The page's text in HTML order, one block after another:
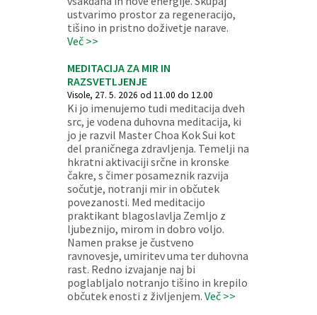
ustvarimo prostor za regeneracijo,
tišino in pristno doživetje narave.
Več >>
MEDITACIJA ZA MIR IN
RAZSVETLJENJE
Visole, 27. 5. 2026 od 11.00 do 12.00
Ki jo imenujemo tudi meditacija dveh
src, je vodena duhovna meditacija, ki
jo je razvil Master Choa Kok Sui kot
del praničnega zdravljenja. Temelji na
hkratni aktivaciji srčne in kronske
čakre, s čimer posameznik razvija
sočutje, notranji mir in občutek
povezanosti. Med meditacijo
praktikant blagoslavlja Zemljo z
ljubeznijo, mirom in dobro voljo.
Namen prakse je čustveno
ravnovesje, umiritev uma ter duhovna
rast. Redno izvajanje naj bi
poglabljalo notranjo tišino in krepilo
občutek enosti z življenjem. Več >>